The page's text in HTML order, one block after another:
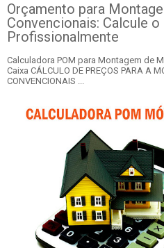
Orçamento para
Convencionais: Calcule
Profissionalmente
Calculadora POM para Montagem de
Caixa CÁLCULO DE PREÇOS PARA A
CONVENCIONAIS ...